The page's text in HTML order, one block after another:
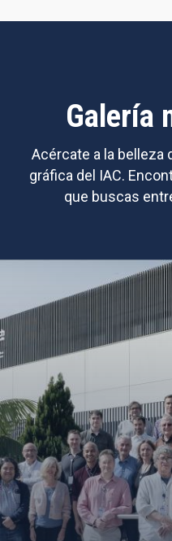
Galería
Acércate a la belleza
gráfica del IAC.
que buscas